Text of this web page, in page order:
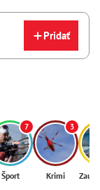
Pridať
7
Šport
3
Krimi